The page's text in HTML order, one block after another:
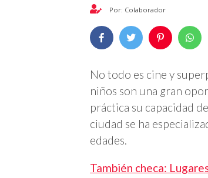
Por: Colaborador
No todo es cine y
niños son una gran
práctica su capacidad
ciudad se ha
edades.
También checa: